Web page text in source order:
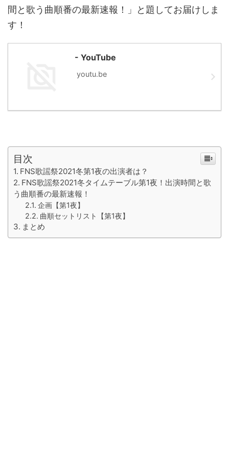
間と歌う曲順番の最新速報！」と題してお届けしま
す！
- YouTube
youtu.be
目次
FNS歌謡祭2021冬第1夜の出演者は？
FNS歌謡祭2021冬タイムテーブル第1夜！出演時間と歌
う曲順番の最新速報！
企画【第1夜】
曲順セットリスト【第1夜】
まとめ